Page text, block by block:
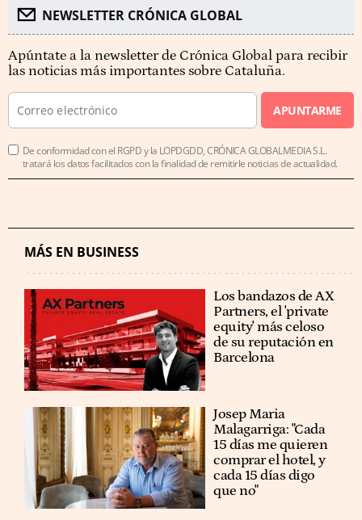
NEWSLETTER CRÓNICA GLOBAL
Apúntate a la newsletter de Crónica Global para recibir
las noticias más importantes sobre Cataluña.
APUNTARME
De conformidad con el RGPD y la LOPDGDD, CRÓNICA GLOBALMEDIA S.L.
tratará los datos facilitados con la finalidad de remitirle noticias de actualidad.
MÁS EN BUSINESS
Los bandazos de AX
Partners, el 'private
equity' más celoso
de su reputación en
Barcelona
​​Josep Maria
Malagarriga: "Cada
15 días me quieren
comprar el hotel, y
cada 15 días digo
que no"